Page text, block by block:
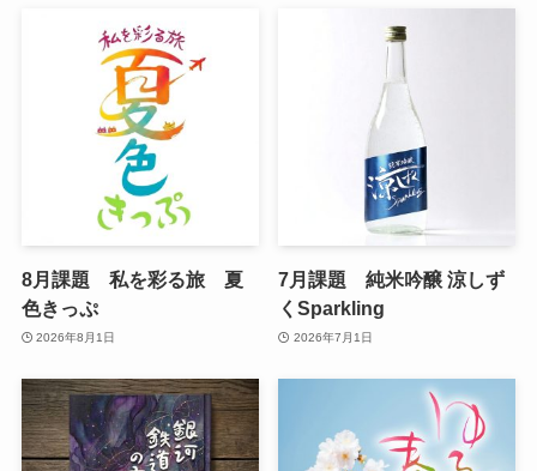
8月課題 私を彩る旅 夏
色きっぷ
2026年8月1日
7月課題 純米吟醸 涼しず
くSparkling
2026年7月1日